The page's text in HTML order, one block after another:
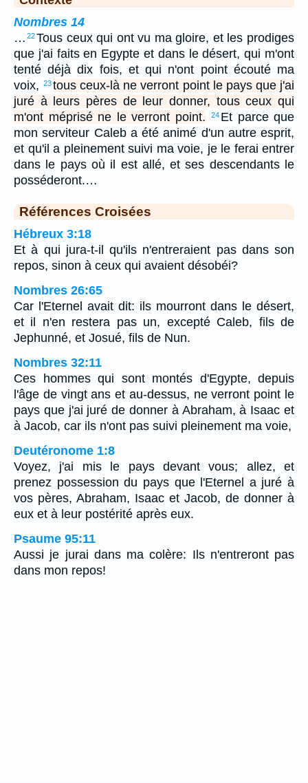
Nombres 14
… 22Tous ceux qui ont vu ma gloire, et les prodiges
que j'ai faits en Egypte et dans le désert, qui m'ont
tenté déjà dix fois, et qui n'ont point écouté ma
voix, 23tous ceux-là ne verront point le pays que j'ai
juré à leurs pères de leur donner, tous ceux qui
m'ont méprisé ne le verront point.
24 Et parce que
mon serviteur Caleb a été animé d'un autre esprit,
et qu'il a pleinement suivi ma voie, je le ferai entrer
dans le pays où il est allé, et ses descendants le
posséderont.…
Références Croisées
Hébreux 3:18
Et à qui jura-t-il qu'ils n'entreraient pas dans son
repos, sinon à ceux qui avaient désobéi?
Nombres 26:65
Car l'Eternel avait dit: ils mourront dans le désert,
et il n'en restera pas un, excepté Caleb, fils de
Jephunné, et Josué, fils de Nun.
Nombres 32:11
Ces hommes qui sont montés d'Egypte, depuis
l'âge de vingt ans et au-dessus, ne verront point le
pays que j'ai juré de donner à Abraham, à Isaac et
à Jacob, car ils n'ont pas suivi pleinement ma voie,
Deutéronome 1:8
Voyez, j'ai mis le pays devant vous; allez, et
prenez possession du pays que l'Eternel a juré à
vos pères, Abraham, Isaac et Jacob, de donner à
eux et à leur postérité après eux.
Psaume 95:11
Aussi je jurai dans ma colère: Ils n'entreront pas
dans mon repos!